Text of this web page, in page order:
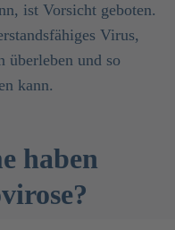
ist Vorsicht geboten.
Virus,
überleben und so
kann.
haben